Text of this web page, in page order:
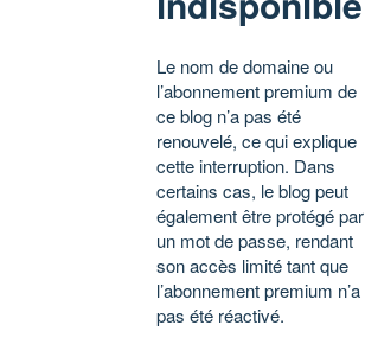
Le nom de domaine ou
l’abonnement premium de
ce blog n’a pas été
renouvelé, ce qui explique
cette interruption. Dans
certains cas, le blog peut
également être protégé par
un mot de passe, rendant
son accès limité tant que
l’abonnement premium n’a
pas été réactivé.